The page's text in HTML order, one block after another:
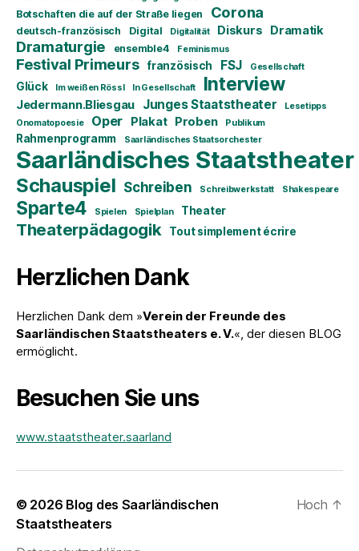
Botschaften die auf der Straße liegen Corona
deutsch-französisch Digital Digitalität Diskurs Dramatik
Dramaturgie ensemble4 Feminismus
Festival Primeurs französisch FSJ Gesellschaft
Glück Im weißen Rössl In Gesellschaft Interview
Jedermann.Bliesgau Junges Staatstheater
Lesetipps
Onomatopoesie
Oper Plakat Proben Publikum
Rahmenprogramm Saarländisches Staatsorchester
Saarländisches Staatstheater
Schauspiel Schreiben Schreibwerkstatt Shakespeare
Sparte4 Spielen Spielplan Theater
Theaterpädagogik Tout simplement écrire
Herzlichen Dank
Herzlichen Dank dem »Verein der Freunde des
Saarländischen Staatstheaters e. V.«, der diesen BLOG
ermöglicht.
Besuchen Sie uns
www.staatstheater.saarland
© 2026 Blog des Saarländischen
Staatstheaters
Hoch ↑